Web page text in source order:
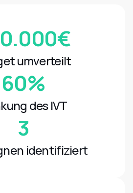
umverteilt
60%
des IVT
3
identifiziert